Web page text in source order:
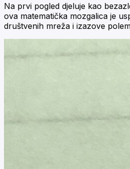
Na prvi pogled djeluje kao
ova matematička mozgalica je
društvenih mreža i izazove